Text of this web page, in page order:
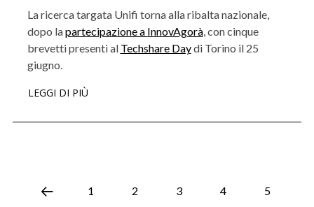
La ricerca targata Unifi torna alla ribalta nazionale,
dopo lapartecipazione a InnovAgorà, con cinque
brevetti presenti al Techshare Daydi Torino il 25
giugno.
LEGGI DI PIÙ
1 2 3 4 5